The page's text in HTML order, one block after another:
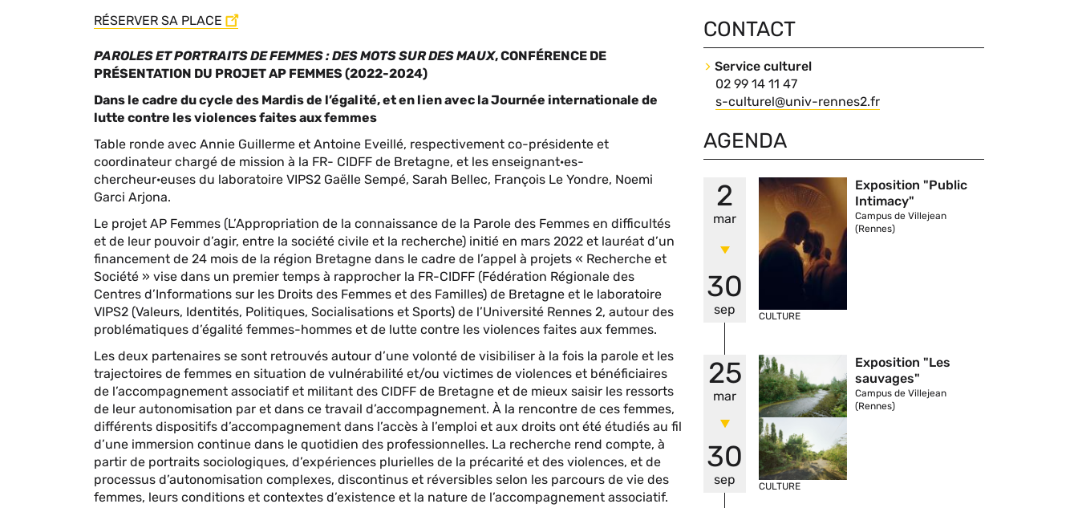
RÉSERVER SA PLACE
PAROLES ET PORTRAITS DE FEMMES : DES MOTS SUR DES MAUX, CONFÉRENCE DE
PRÉSENTATION DU PROJET AP FEMMES (2022-2024)
Dans le cadre du cycle des Mardis de l’égalité, et en lien avec la Journée internationale de
lutte contre les violences faites aux femmes
Table ronde avec Annie Guillerme et Antoine Eveillé, respectivement co-présidente et
coordinateur chargé de mission à la FR- CIDFF de Bretagne, et les enseignant·es-
chercheur·euses du laboratoire VIPS2 Gaëlle Sempé, Sarah Bellec, François Le Yondre, Noemi
Garci Arjona.
Le projet AP Femmes (L’Appropriation de la connaissance de la Parole des Femmes en difficultés
et de leur pouvoir d’agir, entre la société civile et la recherche) initié en mars 2022 et lauréat d’un
financement de 24 mois de la région Bretagne dans le cadre de l’appel à projets « Recherche et
Société » vise dans un premier temps à rapprocher la FR-CIDFF (Fédération Régionale des
Centres d’Informations sur les Droits des Femmes et des Familles) de Bretagne et le laboratoire
VIPS2 (Valeurs, Identités, Politiques, Socialisations et Sports) de l’Université Rennes 2, autour des
problématiques d’égalité femmes-hommes et de lutte contre les violences faites aux femmes.
Les deux partenaires se sont retrouvés autour d’une volonté de visibiliser à la fois la parole et les
trajectoires de femmes en situation de vulnérabilité et/ou victimes de violences et bénéficiaires
de l’accompagnement associatif et militant des CIDFF de Bretagne et de mieux saisir les ressorts
de leur autonomisation par et dans ce travail d’accompagnement. À la rencontre de ces femmes,
différents dispositifs d’accompagnement dans l’accès à l’emploi et aux droits ont été étudiés au fil
d’une immersion continue dans le quotidien des professionnelles. La recherche rend compte, à
partir de portraits sociologiques, d’expériences plurielles de la précarité et des violences, et de
processus d’autonomisation complexes, discontinus et réversibles selon les parcours de vie des
femmes, leurs conditions et contextes d’existence et la nature de l’accompagnement associatif.
CONTACT
Contact
Nom
du
Service culturel
Téléphone
02 99 14 11 47
Courriel
s-culturel@univ-rennes2.fr
AGENDA
2
mar
30
sep
Vignette
Exposition "Public
Intimacy"
Campus de Villejean
(Rennes)
CULTURE
25
mar
30
sep
Vignette
Exposition "Les
sauvages"
Campus de Villejean
(Rennes)
CULTURE